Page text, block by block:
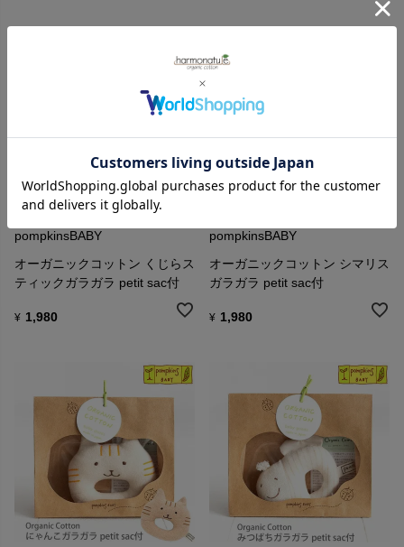
pompkinsBABY
オーガニックコットン くじらス
ティックガラガラ petit sac付
¥ 1,980
pompkinsBABY
オーガニックコットン シマリス
ガラガラ petit sac付
¥ 1,980